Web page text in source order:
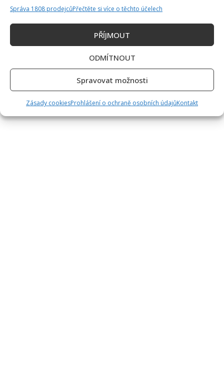
Správa 1808 prodejcůPřečtěte si více o těchto účelech
PŘÍJMOUT
ODMÍTNOUT
Spravovat možnosti
Zásady cookiesProhlášení o ochraně osobních údajůKontakt